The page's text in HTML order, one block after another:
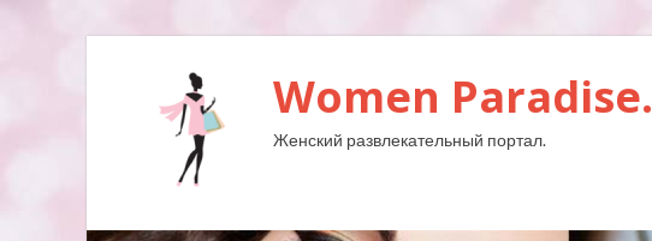
Women Paradise.
Женский развлекательный портал.